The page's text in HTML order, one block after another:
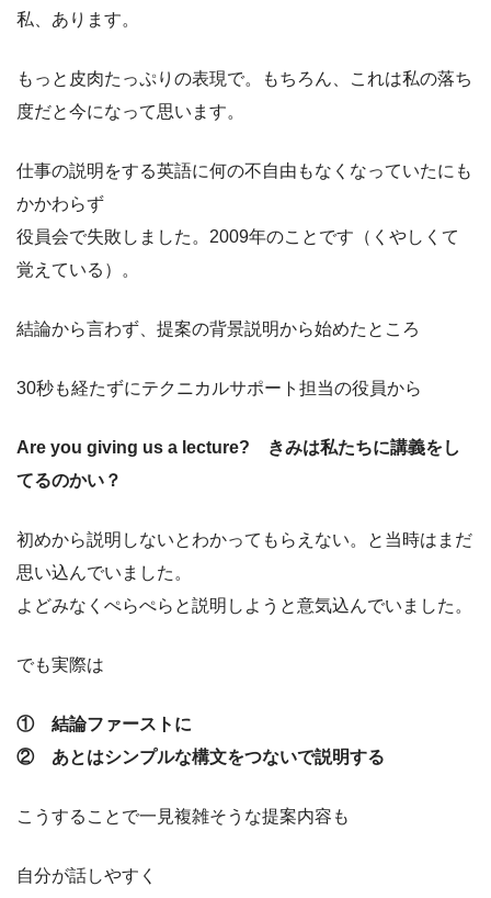
私、あります。
もっと皮肉たっぷりの表現で。もちろん、これは私の落ち
度だと今になって思います。
仕事の説明をする英語に何の不自由もなくなっていたにも
かかわらず
役員会で失敗しました。2009年のことです（くやしくて
覚えている）。
結論から言わず、提案の背景説明から始めたところ
30秒も経たずにテクニカルサポート担当の役員から
Are you giving us a lecture? きみは私たちに講義をし
てるのかい？
初めから説明しないとわかってもらえない。と当時はまだ
思い込んでいました。
よどみなくぺらぺらと説明しようと意気込んでいました。
でも実際は
① 結論ファーストに
② あとはシンプルな構文をつないで説明する
こうすることで一見複雑そうな提案内容も
自分が話しやすく